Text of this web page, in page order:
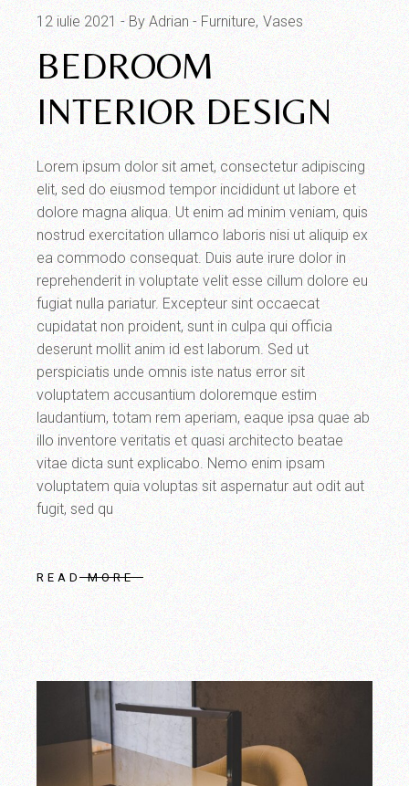
12 iulie 2021 By Adrian Furniture Vases
BEDROOM
INTERIOR DESIGN
Lorem ipsum dolor sit amet, consectetur adipiscing
elit, sed do eiusmod tempor incididunt ut labore et
dolore magna aliqua. Ut enim ad minim veniam, quis
nostrud exercitation ullamco laboris nisi ut aliquip ex
ea commodo consequat. Duis aute irure dolor in
reprehenderit in voluptate velit esse cillum dolore eu
fugiat nulla pariatur. Excepteur sint occaecat
cupidatat non proident, sunt in culpa qui officia
deserunt mollit anim id est laborum. Sed ut
perspiciatis unde omnis iste natus error sit
voluptatem accusantium doloremque estim
laudantium, totam rem aperiam, eaque ipsa quae ab
illo inventore veritatis et quasi architecto beatae
vitae dicta sunt explicabo. Nemo enim ipsam
voluptatem quia voluptas sit aspernatur aut odit aut
fugit, sed qu
READ MORE